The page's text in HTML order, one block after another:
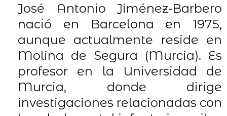
José Antonio Jiménez-Barbero
nació en Barcelona en 1975,
aunque actualmente reside en
Molina de Segura (Murcia). Es
profesor en la Universidad de
Murcia, donde dirige
investigaciones relacionadas con